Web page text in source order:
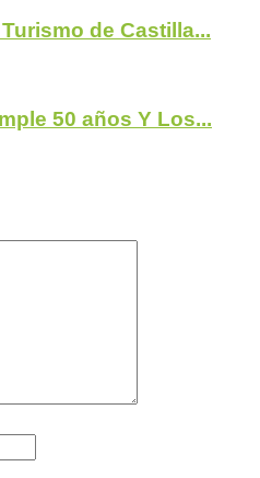
de Castilla...
50 años Y Los...